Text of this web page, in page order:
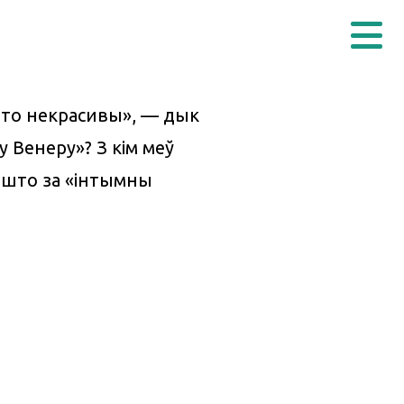
некрасивы», — дык
Венеру»? З кім меў
што за «інтымны